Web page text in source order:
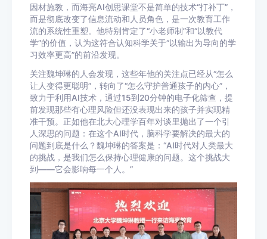
因材施教，而海亮AI创思课堂不是简单的技术“打补丁”，
而是彻底改变了信息流动和人员角色，是一次教育工作
流的系统性重塑。 他特别肯定了“小老师制”和“以教代
学”的价值，认为这符合认知科学关于“以输出为导向的学
习效率更高”的前沿发现。
关注魏坤琳的人会发现，这些年他的关注点已经从“怎么
让人变得更聪明”，转向了“怎么守护普通孩子的内心”，
致力于利用AI技术，通过15到20分钟的电子化筛查，提
前发现那些有心理风险但还没表现出来的孩子并实现精
准干预。正如他在北大心理学百年对谈里抛出了一个引
人深思的问题：在这个AI时代，脑科学要解决的最大的
问题到底是什么？魏坤琳的答案是：“AI时代对人类最大
的挑战，是我们怎么保持心理健康的问题。这个挑战大
到——它会影响每一个人。”